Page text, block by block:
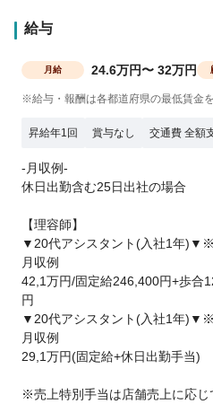
給与
月給 24.6万円〜 32万円
※給与・報酬は各都道府県の最低賃金
昇給年1回 賞与なし 交通費 全額
-月収例-
休日出勤含む25日出社の場合
【理容師】
▼20代アシスタント(入社1年)▼※
月収例
42,1万円/固定給246,400円+歩合
円
▼20代アシスタント(入社1年
月収例
29,1万円(固定給+休日出勤手当)
※売上特別手当は店舗売上に応じ